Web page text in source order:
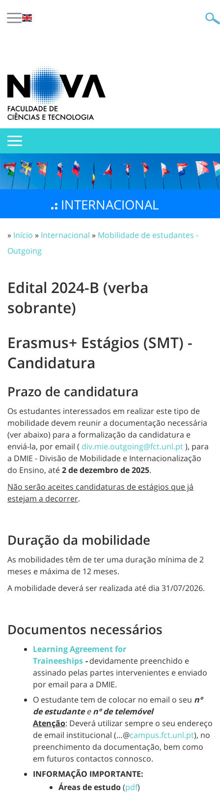
INTERNACIONAL
» Início » Internacional » Mobilidade de estudantes -
Outgoing
Edital 2024-B (verba
sobrante)
Erasmus+ Estágios (SMT) -
Candidatura
Prazo de candidatura
Os estudantes interessados em realizar este tipo de
mobilidade devem reunir a documentação necessária
(ver abaixo) para a formalização da candidatura e
enviá-la, por email ( div.mie.outgoing@fct.unl.pt), para
a DMIE - Divisão de Mobilidade e Internacionalização
do Ensino, até2 de dezembro de 2025.
Não serão aceites candidaturas de estágios que já
estejam a decorrer.
Duração da mobilidade
As mobilidades têm de ter uma duração mínima de 2
meses e máxima de 12 meses.
A mobilidade deverá ser realizada até dia 31/07/2026.
Documentos necessários
Learning Agreement for
Traineeships -devidamente preenchido e
assinado pelas partes intervenientes e enviado
por email para a DMIE.
O estudante tem de colocar no email o seu nº
de estudanteenº de telemóvel
Atenção: Deverá utilizar sempre o seu endereço
de email institucional (…@campus.fct.unl.pt), no
preenchimento da documentação, bem como
em futuros contactos connosco.
INFORMAÇÃO IMPORTANTE:
Áreas de estudo(pdf)